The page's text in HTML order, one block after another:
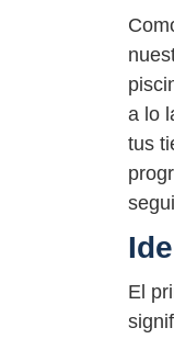
a lo
tus
El